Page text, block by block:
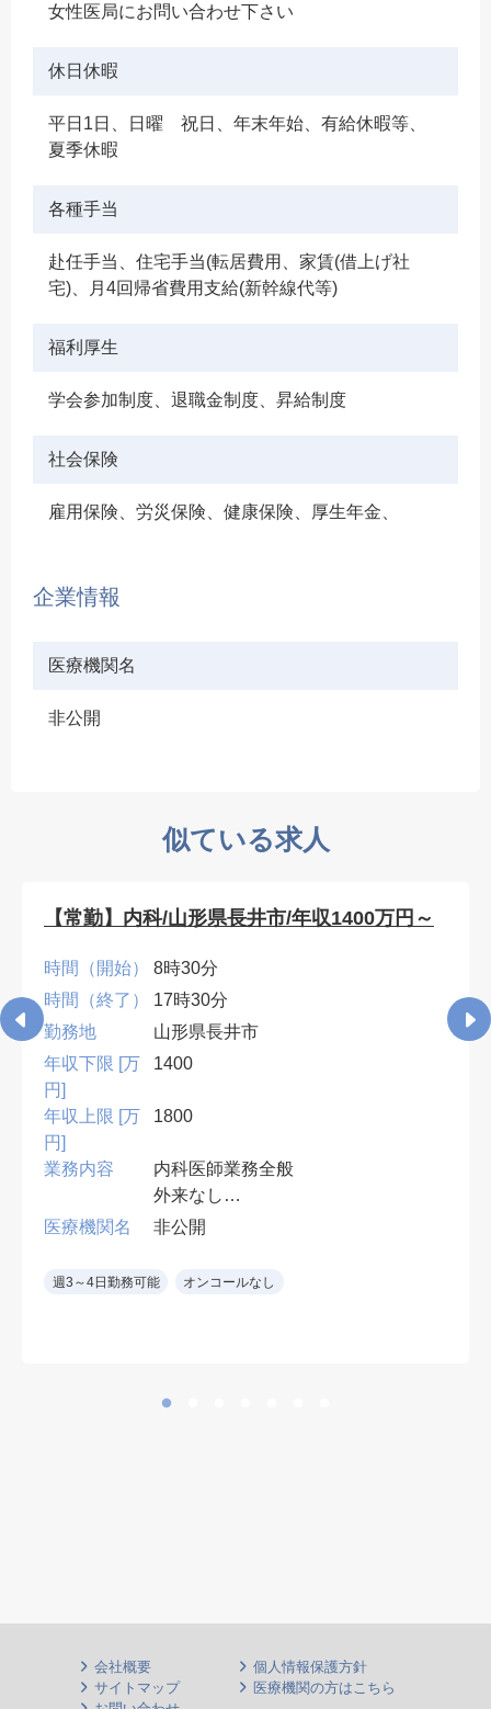
女性医局にお問い合わせ下さい
休日休暇
平日1日、日曜 祝日、年末年始、有給休暇等、
夏季休暇
各種手当
赴任手当、住宅手当(転居費用、家賃(借上げ社
宅)、月4回帰省費用支給(新幹線代等)
福利厚生
学会参加制度、退職金制度、昇給制度
社会保険
雇用保険、労災保険、健康保険、厚生年金、
企業情報
医療機関名
非公開
似ている求人
【常勤】内科/山形県長井市/年収1400万円～
時間（開始）
8時30分
時間（終了）
17時30分
勤務地
山形県長井市
年収下限 [万
円]
1400
年収上限 [万
円]
1800
業務内容
内科医師業務全般
外来なし
病棟管理 主治医として 50名程度
医療機関名 非公開
週3～4日勤務可能 オンコールなし
会社概要
個人情報保護方針
サイトマップ
医療機関の方はこちら